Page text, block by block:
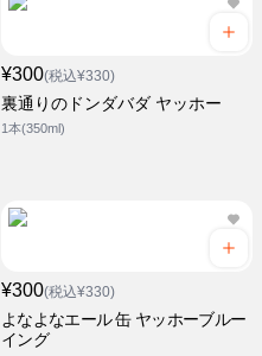
¥300(税込¥330)
裏通りのドンダバダ ヤッホー
1本(350ml)
¥300(税込¥330)
よなよなエール 缶 ヤッホーブルー
イング